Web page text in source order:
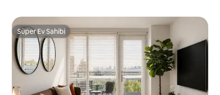
Süper Ev Sahibi
Süper Ev Sahibi